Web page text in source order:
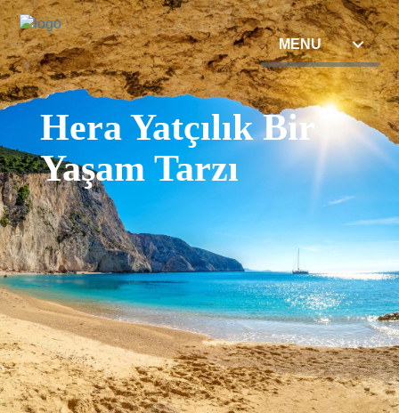
MENU
Hera Yatçılık Bir
Yaşam Tarzı